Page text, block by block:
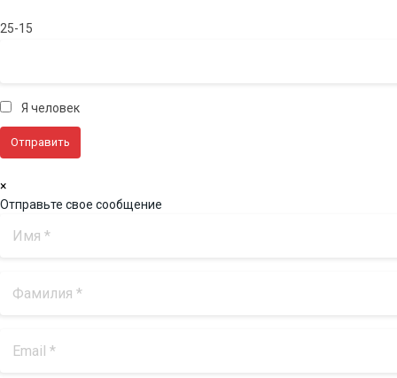
25-15
Я человек
×
Отправьте свое сообщение